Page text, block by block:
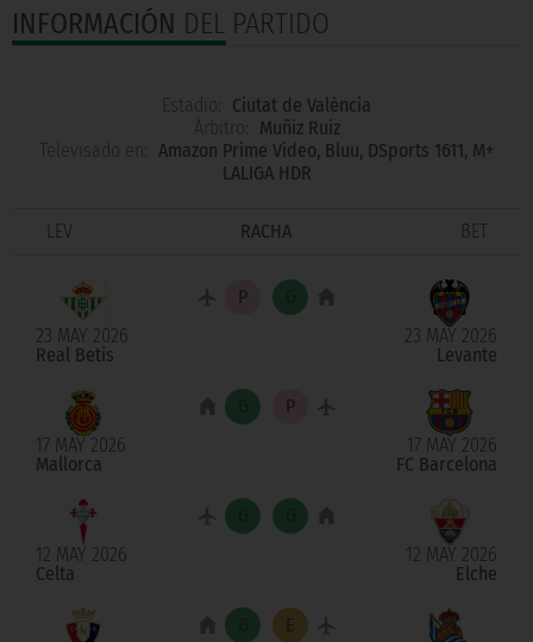
INFORMACIÓN DEL PARTIDO
Estadio:
Ciutat de València
Árbitro:
Muñiz Ruiz
Televisado en:
Amazon Prime Video, Bluu, DSports 1611, M+
LALIGA HDR
LEV RACHA BET
23 MAY 2026
Real Betis
17 MAY 2026
Mallorca
12 MAY 2026
Celta
23 MAY 2026
Levante
17 MAY 2026
FC Barcelona
12 MAY 2026
Elche